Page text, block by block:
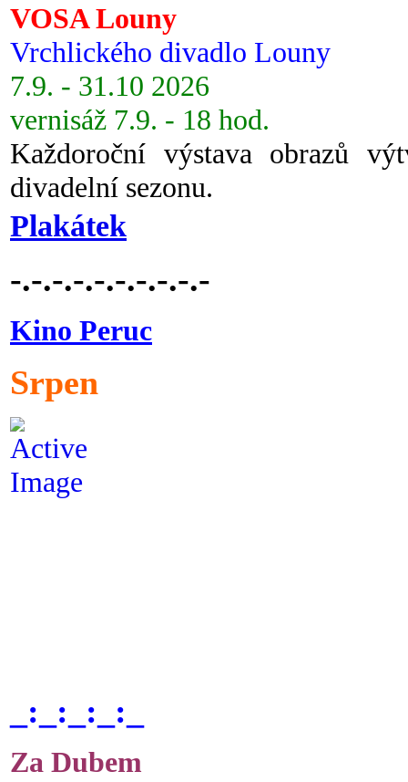
VOSA Louny
Vrchlického divadlo Louny
7.9. - 31.10 2026
vernisáž 7.9. - 18 hod.
Každoroční výstava obrazů
divadelní sezonu.
Plakátek
-.-.-.-.-.-.-.-.-.-
Kino Peruc
Srpen
_:_:_:_:_
Za Dubem